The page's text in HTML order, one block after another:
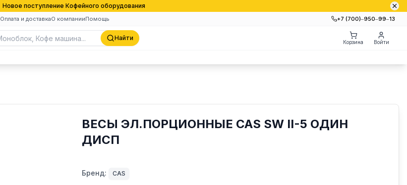
Новое поступление Кофейного оборудования
Оплата и доставкаО компанииПомощь +7 (700)‒950‒99‒13
Найти
Корзина Войти
ВЕСЫ ЭЛ.ПОРЦИОННЫЕ CAS SW II-5 ОДИН
ДИСП
Бренд: CAS